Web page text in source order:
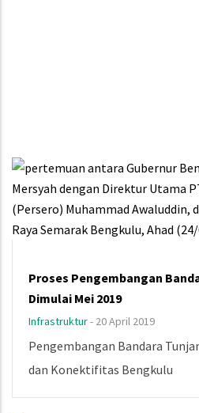
Proses Pengembangan
Dimulai Mei 2019
Infrastruktur- 20 April 2019
Pengembangan Bandara
dan Konektifitas Bengkulu